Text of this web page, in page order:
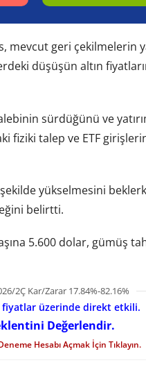
geri çekilmelerin
düşüşün altın
sürdüğünü ve
fiziki talep ve ETF
yükselmesini
belirtti.
5.600 dolar, gümüş
2Ç Kar/Zarar 17.84%-82.16%
fiyatlar üzerinde direkt etkili.
Değerlendir.
Hesabı Açmak İçin Tıklayın.